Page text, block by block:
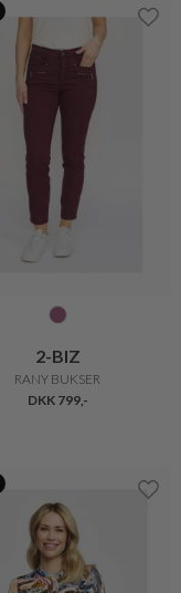
2-BIZ
RANY BUKSER
DKK 799,-